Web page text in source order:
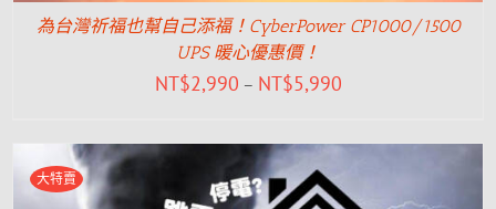
為台灣祈福也幫自己添福！CyberPower CP1000/1500
UPS 暖心優惠價！
NT$2,990 – NT$5,990
大特賣